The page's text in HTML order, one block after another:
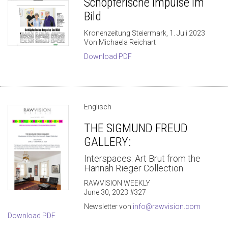
Bild
Kronenzeitung Steiermark, 1. Juli 2023
Von Michaela Reichart
Download PDF
Englisch
THE SIGMUND FREUD
GALLERY:
Interspaces: Art Brut from the
Hannah Rieger Collection
RAWVISION WEEKLY
June 30, 2023 #327
Newsletter von info@rawvision.com
Download PDF